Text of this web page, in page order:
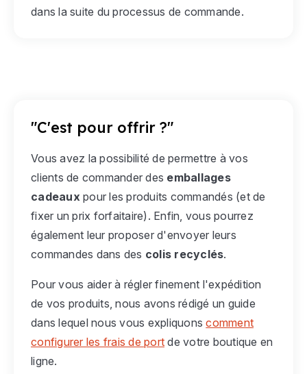
dans la suite du processus de commande.
"C'est pour offrir ?"
Vous avez la possibilité de permettre à vos
clients de commander des emballages
cadeaux pour les produits commandés (et de
fixer un prix forfaitaire). Enfin, vous pourrez
également leur proposer d'envoyer leurs
commandes dans des colis recyclés.
Pour vous aider à régler finement l'expédition
de vos produits, nous avons rédigé un guide
dans lequel nous vous expliquonscomment
configurer les frais de port de votre boutique en
ligne.